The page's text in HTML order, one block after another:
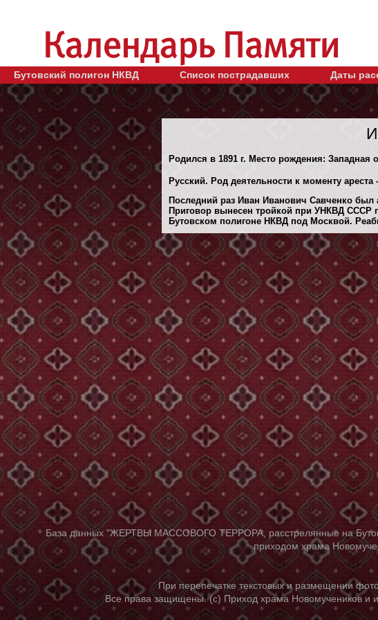
Бутовский полигон НКВД Список пострадавших Даты
Родился в 1891 г. Место рождения: Западная
Русский. Род деятельности к моменту
Последний раз Иван Иванович Савченко был
Приговор вынесен тройкой при УНКВД СССР
Бутовском полигоне НКВД под Москвой.
База данных "ЖЕРТВЫ МАССОВОГО ТЕРРОРА, расстрелянные на
приходом храма
При перепечатке текстовых и размещении
Все права защищены. (с) Приход храма Новомучеников и